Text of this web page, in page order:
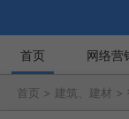
首页 网络营
首页 > 建筑、建材 >